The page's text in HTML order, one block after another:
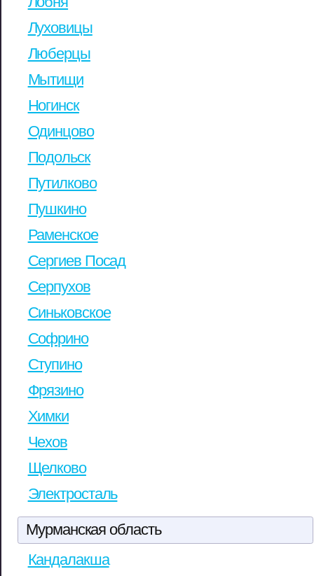
Луховицы
Люберцы
Мытищи
Ногинск
Одинцово
Подольск
Путилково
Пушкино
Раменское
Сергиев Посад
Серпухов
Синьковское
Софрино
Ступино
Фрязино
Химки
Чехов
Щелково
Электросталь
Мурманская область
Кандалакша